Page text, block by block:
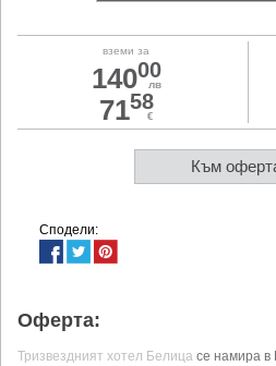
вземи за
14000
лв
7158
€
Към
Сподели:
Оферта:
Тризвездният хотел Белица се намира в